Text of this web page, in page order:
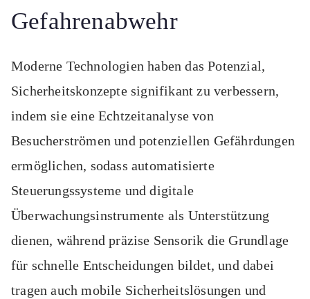
Gefahrenabwehr
Moderne Technologien haben das Potenzial,
Sicherheitskonzepte signifikant zu verbessern,
indem sie eine Echtzeitanalyse von
Besucherströmen und potenziellen Gefährdungen
ermöglichen, sodass automatisierte
Steuerungssysteme und digitale
Überwachungsinstrumente als Unterstützung
dienen, während präzise Sensorik die Grundlage
für schnelle Entscheidungen bildet, und dabei
tragen auch mobile Sicherheitslösungen und